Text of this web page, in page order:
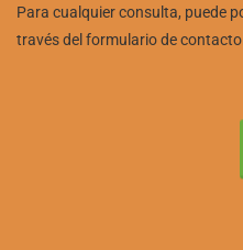
Para cualquier consulta, puede
través del formulario de